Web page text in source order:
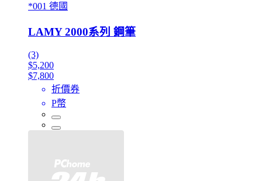
*001 德國
LAMY 2000系列 鋼筆
(3)
$5,200
$7,800
折價券
P幣